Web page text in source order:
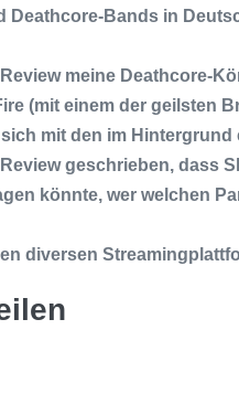
Deathcore-Bands in
meine Deathcore-
(mit einem der geilsten
mit den im
geschrieben, dass
könnte, wer welchen
diversen